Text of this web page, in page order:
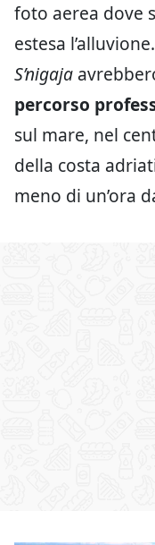
foto aerea dove
estesa
S’nigaja
percorso
sul mare, nel
della costa
meno di un’ora